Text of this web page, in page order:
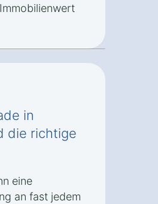
in
die richtige
eine
an fast jedem